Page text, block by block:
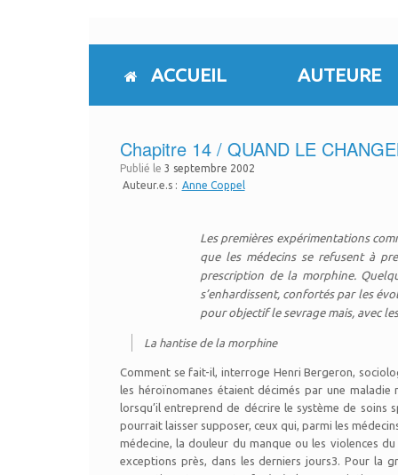
to
ACCUEIL AUTEURE
Chapitre 14 / QUAND LE
Publié le 3 septembre 2002
Auteur.e.s : Anne Coppel
Les premières expérimentations
que les médecins se refusent à
prescription de la morphine.
s’enhardissent, confortés par les
pour objectif le sevrage mais, avec
La hantise de la morphine
Comment se fait-il, interroge Henri Bergeron,
les héroïnomanes étaient décimés par une
lorsqu’il entreprend de décrire le système de
pourrait laisser supposer, ceux qui, parmi les
médecine, la douleur du manque ou les violences
exceptions près, dans les derniers jours3. Pour la